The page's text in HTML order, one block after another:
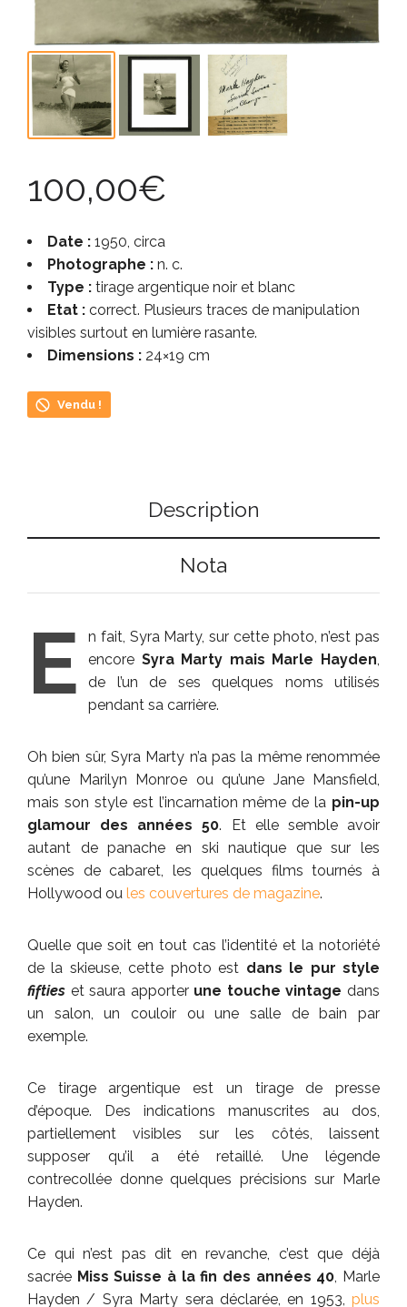
100,00€
Date : 1950, circa
Photographe : n. c.
Type : tirage argentique noir et blanc
Etat : correct. Plusieurs traces de manipulation
visibles surtout en lumière rasante.
Dimensions : 24×19 cm
Vendu !
Description
Nota
E
n fait, Syra Marty, sur cette photo, n’est pas
encore Syra Marty mais Marle Hayden,
de l’un de ses quelques noms utilisés
pendant sa carrière.
Oh bien sûr, Syra Marty n’a pas la même renommée
qu’une Marilyn Monroe ou qu’une Jane Mansfield,
mais son style est l’incarnation même de la pin-up
glamour des années 50. Et elle semble avoir
autant de panache en ski nautique que sur les
scènes de cabaret, les quelques films tournés à
Hollywood ou les couvertures de magazine.
Quelle que soit en tout cas l’identité et la notoriété
de la skieuse, cette photo est dans le pur style
fifties et saura apporter une touche vintage dans
un salon, un couloir ou une salle de bain par
exemple.
Ce tirage argentique est un tirage de presse
d’époque. Des indications manuscrites au dos,
partiellement visibles sur les côtés, laissent
supposer qu’il a été retaillé. Une légende
contrecollée donne quelques précisions sur Marle
Hayden.
Ce qui n’est pas dit en revanche, c’est que déjà
sacrée Miss Suisse à la fin des années 40, Marle
Hayden / Syra Marty sera déclarée, en 1953, plus